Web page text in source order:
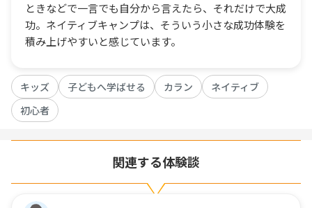
ときなどで一言でも自分から言えたら、それだけで大成
功。ネイティブキャンプは、そういう小さな成功体験を
積み上げやすいと感じています。
キッズ 子どもへ学ばせる カラン
ネイティブ
初心者
関連する体験談